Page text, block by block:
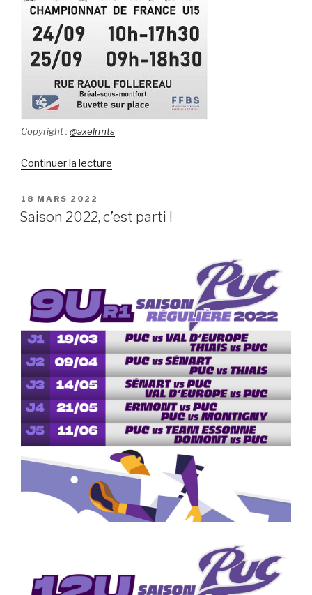
Copyright :@axelrmts
Continuer la lecture
France
PUBLIÉ
LE
18 MARS 2022
Saison 2022, c’est parti !